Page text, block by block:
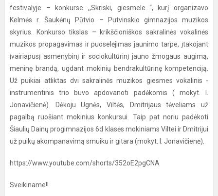
festivalyje – konkurse ,,Skriski, giesmele...“, kurį organizavo
Kelmės r. Šaukėnų Pūtvio – Putvinskio gimnazijos muzikos
skyrius. Konkurso tikslas – krikščioniškos sakralinės vokalinės
muzikos propagavimas ir puoselėjimas jaunimo tarpe, įtakojant
įvairiapusį asmenybinį ir sociokultūrinį jauno žmogaus augimą,
meninę brandą, ugdant mokinių bendrakultūrinę kompetenciją.
Už puikiai atliktas dvi sakralinės muzikos giesmes vokalinis -
instrumentinis trio buvo apdovanoti padėkomis ( mokyt. I.
Jonavičienė). Dėkoju Ugnės, Viltės, Dmitrijaus tėveliams už
pagalbą ruošiant mokinius konkursui. Taip pat noriu padėkoti
Šiaulių Dainų progimnazijos 6d klasės mokiniams Viltei ir Dmitrijui
už puikų akompanavimą smuiku ir gitara (mokyt. I. Jonavičienė).
https://www.youtube.com/shorts/352oE2pgCNA
Sveikiname!!